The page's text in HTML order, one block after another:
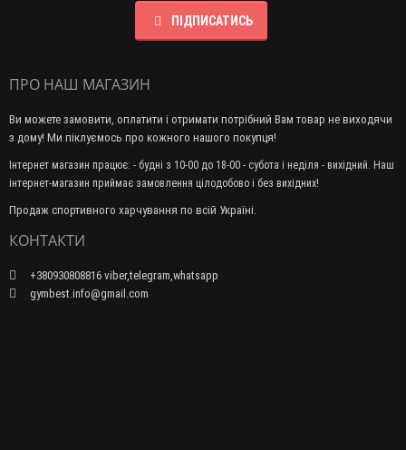
ПІДПИСАТИСЬ
ПРО НАШ МАГАЗИН
Ви можете замовити, оплатити і отримати потрібний Вам товар не виходячи
з дому! Ми піклуємось про кожного нашого покупця!
Інтернет магазин працює: - будні з 10-00 до 18-00 - субота і неділя - вихідний. Наш
інтернет-магазин приймає замовлення цілодобово і без вихідних!
Продаж спортивного харчування по всій Україні.
КОНТАКТИ
+380930808816 viber,telegram,whatsapp
gymbest.info@gmail.com